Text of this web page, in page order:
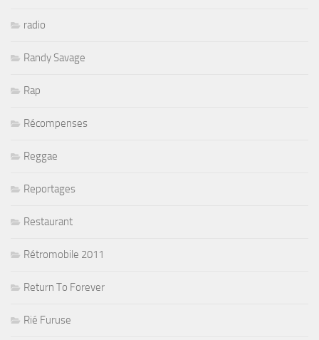
radio
Randy Savage
Rap
Récompenses
Reggae
Reportages
Restaurant
Rétromobile 2011
Return To Forever
Rié Furuse